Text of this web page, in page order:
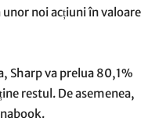
noi acțiuni în valoare
Sharp va prelua 80,1%
restul. De asemenea,